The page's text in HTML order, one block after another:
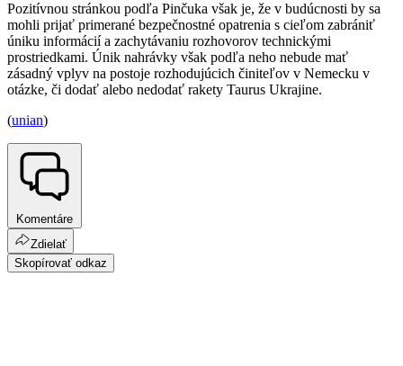
Pozitívnou stránkou podľa Pinčuka však je, že v budúcnosti by sa
mohli prijať primerané bezpečnostné opatrenia s cieľom zabrániť
úniku informácií a zachytávaniu rozhovorov technickými
prostriedkami. Únik nahrávky však podľa neho nebude mať
zásadný vplyv na postoje rozhodujúcich činiteľov v Nemecku v
otázke, či dodať alebo nedodať rakety Taurus Ukrajine.
(unian)
Komentáre
Zdielať
Skopírovať odkaz